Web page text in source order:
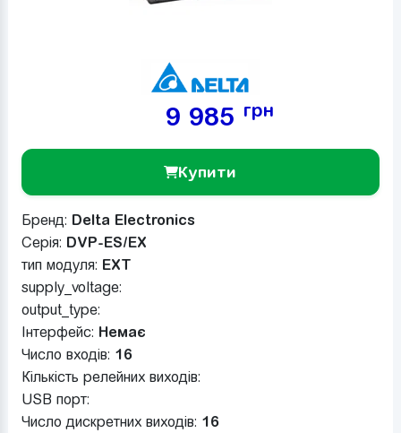
9 985 грн
Купити
Бренд: Delta Electronics
Серія: DVP-ES/EX
тип модуля: EXT
supply_voltage:
output_type:
Інтерфейс: Немає
Число входів: 16
Кількість релейних виходів:
USB порт:
Число дискретних виходів: 16